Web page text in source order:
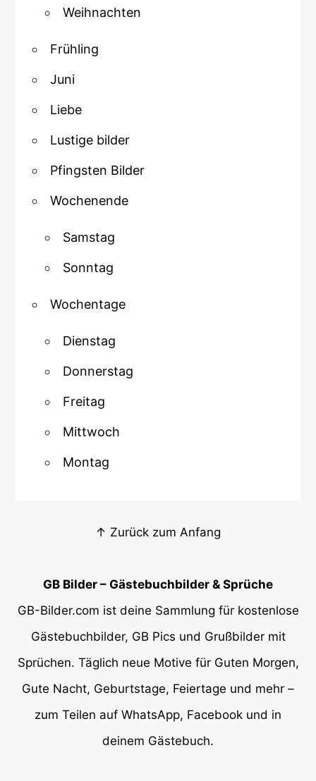
Weihnachten
Frühling
Juni
Liebe
Lustige bilder
Pfingsten Bilder
Wochenende
Samstag
Sonntag
Wochentage
Dienstag
Donnerstag
Freitag
Mittwoch
Montag
↑ Zurück zum Anfang
GB Bilder – Gästebuchbilder & Sprüche
GB-Bilder.com ist deine Sammlung für kostenlose
Gästebuchbilder, GB Pics und Grußbilder mit
Sprüchen. Täglich neue Motive für Guten Morgen,
Gute Nacht, Geburtstage, Feiertage und mehr –
zum Teilen auf WhatsApp, Facebook und in
deinem Gästebuch.